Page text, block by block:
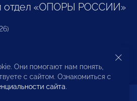
отдел «ОПОРЫ РОССИИ»
предпринимателей и
Они помогают нам понять,
с сайтом. Ознакомиться с
сайта.